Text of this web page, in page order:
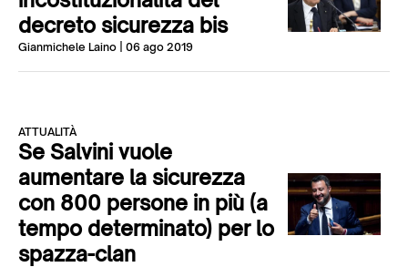
decreto sicurezza bis
Gianmichele Laino | 06 ago 2019
ATTUALITÀ
Se Salvini vuole
aumentare la sicurezza
con 800 persone in più (a
tempo determinato) per lo
spazza-clan